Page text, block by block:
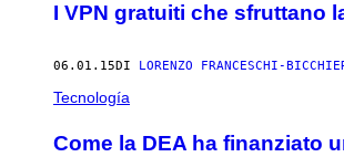
I VPN gratuiti che sfruttano
06.01.15DI LORENZO FRANCESCHI-
Tecnología
Come la DEA ha finanziato